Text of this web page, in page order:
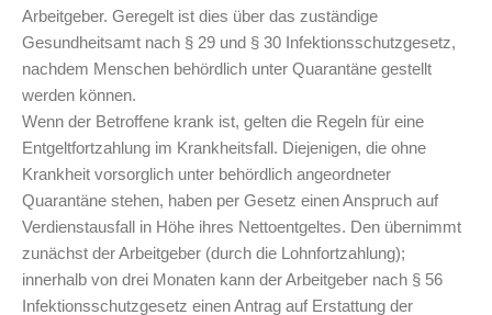
Arbeitgeber. Geregelt ist dies über das zuständige
Gesundheitsamt nach § 29 und § 30 Infektionsschutzgesetz,
nachdem Menschen behördlich unter Quarantäne gestellt
werden können.
Wenn der Betroffene krank ist, gelten die Regeln für eine
Entgeltfortzahlung im Krankheitsfall. Diejenigen, die ohne
Krankheit vorsorglich unter behördlich angeordneter
Quarantäne stehen, haben per Gesetz einen Anspruch auf
Verdienstausfall in Höhe ihres Nettoentgeltes. Den übernimmt
zunächst der Arbeitgeber (durch die Lohnfortzahlung);
innerhalb von drei Monaten kann der Arbeitgeber nach § 56
Infektionsschutzgesetz einen Antrag auf Erstattung der